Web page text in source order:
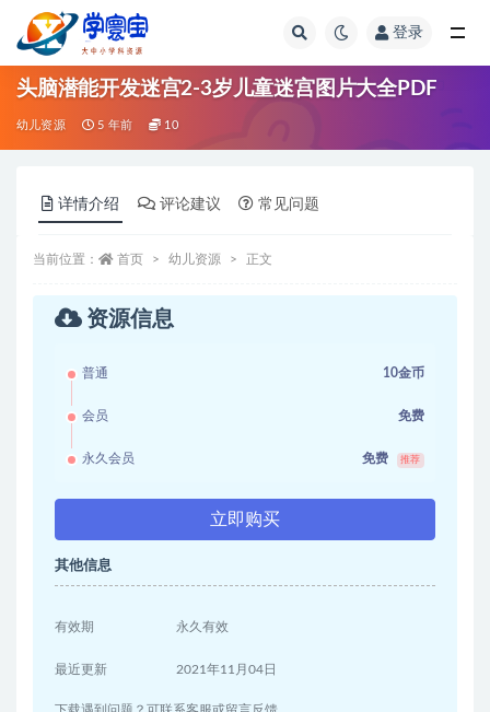
登录
头脑潜能开发迷宫2-3岁儿童迷宫图片大全PDF
幼儿资源 5 年前 10
详情介绍 评论建议 常见问题
当前位置： 首页 幼儿资源 正文
资源信息
普通 10金币
会员 免费
永久会员 免费 推荐
立即购买
其他信息
有效期 永久有效
最近更新 2021年11月04日
全部